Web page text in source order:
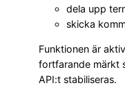
dela upp
skicka
Funktionen är
fortfarande märkt
API:t stabiliseras.